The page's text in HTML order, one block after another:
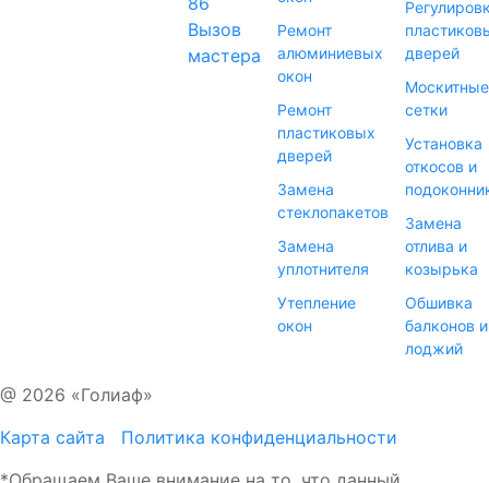
Вызов
мастера
Ремонт
алюминиевых
окон
Ремонт
пластиковых
дверей
Замена
стеклопакетов
Замена
уплотнителя
Утепление
окон
дверей
Москитные
сетки
Установка
откосов и
Замена
отлива и
козырька
Обшивка
балконов и
лоджий
@ 2026 «Голиаф»
Карта сайта
Политика конфиденциальности